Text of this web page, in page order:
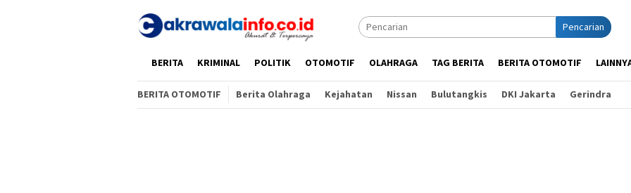
Pencarian
HOMEBERITA KRIMINAL POLITIK OTOMOTIF OLAHRAGA TAG BERITA BERITA OTOMOTIF
BERITA OTOMOTIF Berita Olahraga Kejahatan Nissan Bulutangkis DKI Jakarta Gerindra